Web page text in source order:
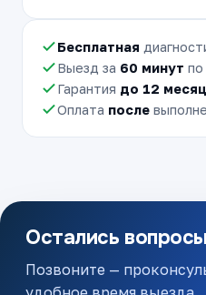
Бесплатная
Выезд за 60 минут
Гарантия до 12
Оплата после
Остались
Позвоните —